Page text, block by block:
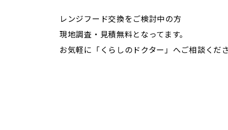
レンジフード交換をご検討中の方
現地調査・見積無料となってます。
お気軽に「くらしのドクター」へご相談くださ